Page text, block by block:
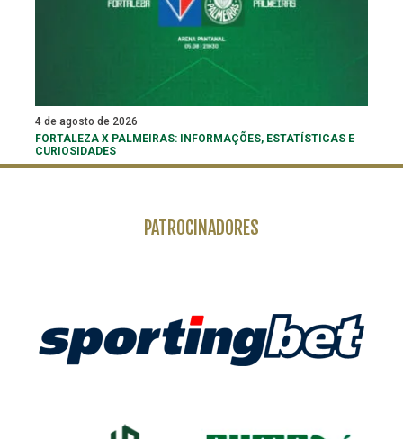
4 de agosto de 2026
FORTALEZA X PALMEIRAS: INFORMAÇÕES, ESTATÍSTICAS E
CURIOSIDADES
PATROCINADORES